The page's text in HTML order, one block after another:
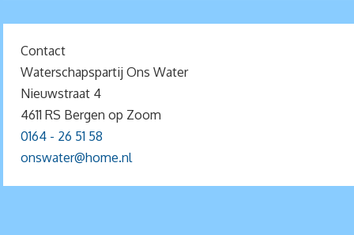
Contact
Waterschapspartij Ons Water
Nieuwstraat 4
4611 RS Bergen op Zoom
0164 - 26 51 58
onswater@home.nl